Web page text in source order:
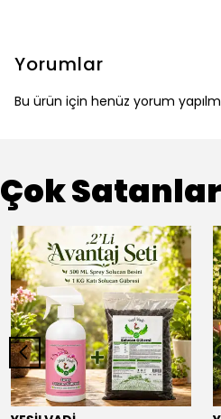
Yorumlar
Bu ürün için henüz yorum
Çok Satanlar